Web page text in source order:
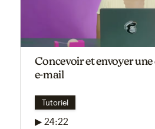
Concevoir et envoyer
e-mail
Tutoriel
▶ 24:22